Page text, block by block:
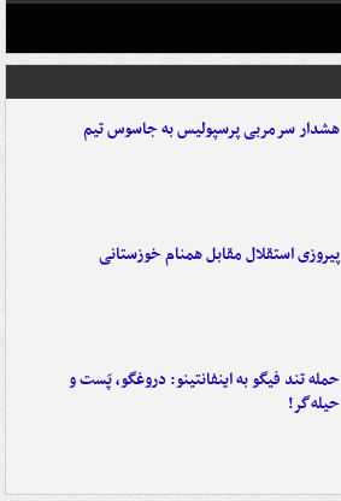
هشدار سرمربی پرسپولیس به جاسوس تیم
پیروزی استقلال مقابل همنام خوزستانی
حمله تند فیگو به اینفانتینو: دروغگو، پَست‌ و
حیله‌گر!